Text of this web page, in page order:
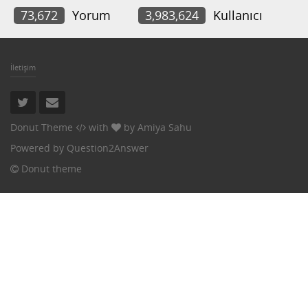
73,672
Yorum 3,983,624 Kullanıcı
İletişim
Donut Theme with by Amiya Sahu
Powered by Question2Answer
Donut theme